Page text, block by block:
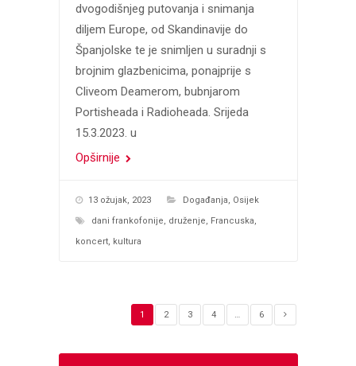
dvogodišnjeg putovanja i snimanja
diljem Europe, od Skandinavije do
Španjolske te je snimljen u suradnji s
brojnim glazbenicima, ponajprije s
Cliveom Deamerom, bubnjarom
Portisheada i Radioheada. Srijeda
15.3.2023. u
Opširnije
13 ožujak, 2023 Događanja, Osijek
dani frankofonije, druženje, Francuska,
koncert, kultura
1 2 3 4 … 6